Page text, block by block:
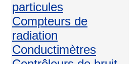
particules
Compteurs de
radiation
Conductimètres